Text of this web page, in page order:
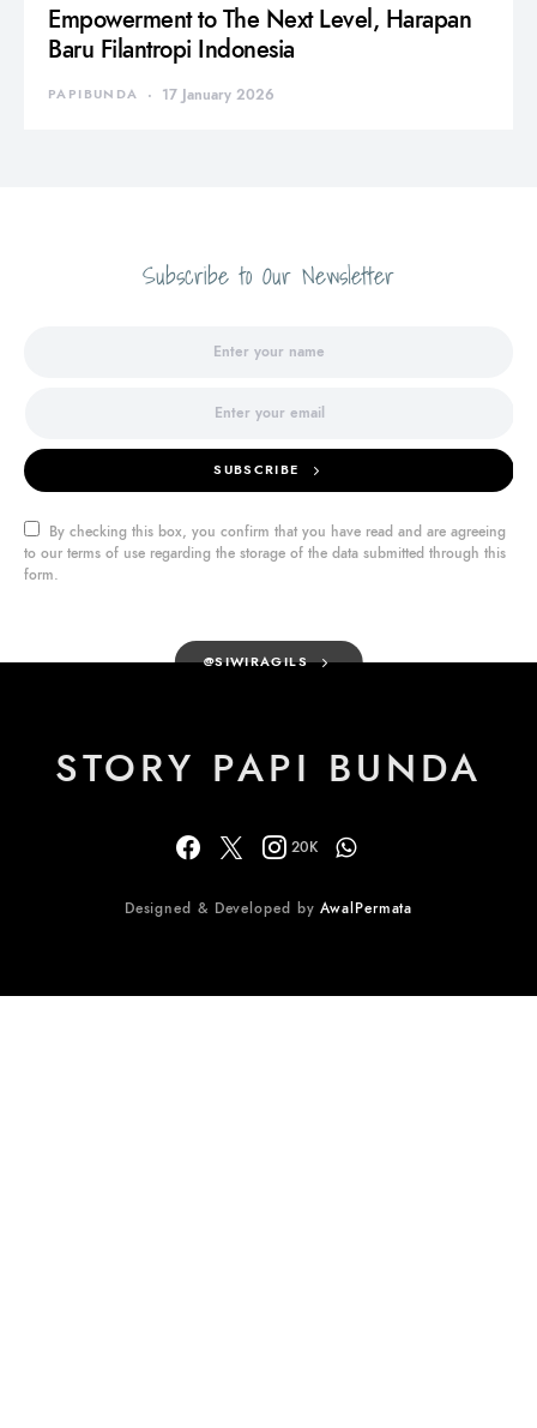
Empowerment to The Next Level, Harapan
Baru Filantropi Indonesia
PAPIBUNDA 17 January 2026
Subscribe to Our Newsletter
SUBSCRIBE
By checking this box, you confirm that you have read and are agreeing
to our terms of use regarding the storage of the data submitted through this
form.
@SIWIRAGILS
STORY PAPI BUNDA
20K
Designed & Developed byAwalPermata